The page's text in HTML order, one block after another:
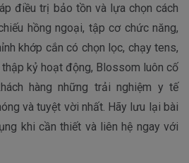
điều trị bảo tồn và lựa chọn cách
hồng ngoại, tập cơ chức năng,
khớp cắn có chọn lọc, chạy tens,
kỷ hoạt động, Blossom luôn cố
hàng những trải nghiệm y tế
và tuyệt vời nhất. Hãy lưu lại bài
khi cần thiết và liên hệ ngay với